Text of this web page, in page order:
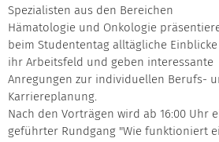
Spezialisten aus den Bereichen
Hämatologie und Onkologie
beim Studententag alltägliche
ihr Arbeitsfeld und geben interessante
Anregungen zur individuellen Berufs-
Karriereplanung.
Nach den Vorträgen wird ab 16:00 Uhr
geführter Rundgang "Wie funktioniert